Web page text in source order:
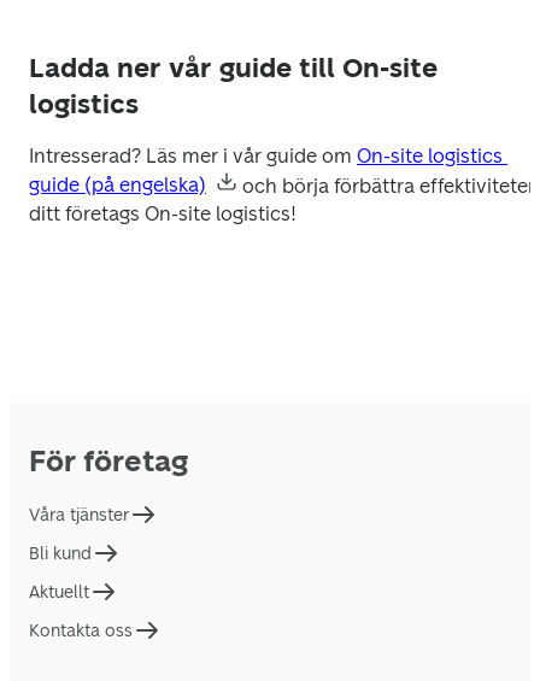
Ladda ner vår guide till On-site
logistics
Intresserad? Läs mer i vår guide om On-site logistics
guide (på engelska)
och börja förbättra
ditt företags On-site logistics!
För företag
Våra tjänster
Bli kund
Aktuellt
Kontakta oss